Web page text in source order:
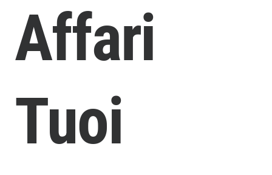
Affari
Tuoi